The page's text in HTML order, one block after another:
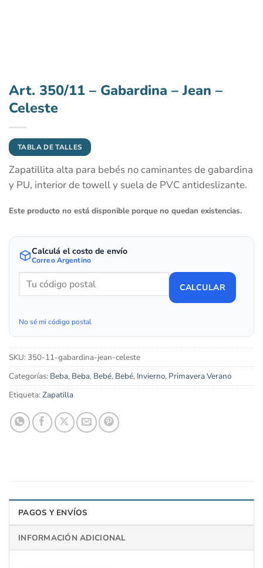
Art. 350/11 – Gabardina – Jean –
Celeste
TABLA DE TALLES
Zapatillita alta para bebés no caminantes de gabardina
y PU, interior de towell y suela de PVC antideslizante.
Este producto no está disponible porque no quedan existencias.
Calculá el costo de envío
Correo Argentino
CALCULAR
No sé mi código postal
SKU: 350-11-gabardina-jean-celeste
Categorías: Beba, Beba, Bebé, Bebé, Invierno, Primavera Verano
Etiqueta:Zapatilla
PAGOS Y ENVÍOS
INFORMACIÓN ADICIONAL